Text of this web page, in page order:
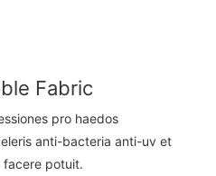
Fabric
pro haedos
anti-bacteria anti-uv et
facere potuit.